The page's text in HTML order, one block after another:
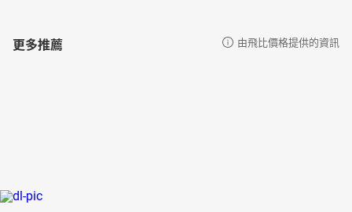
更多推薦 由飛比價格提供的資訊